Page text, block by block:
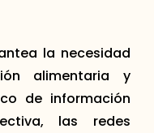
la necesidad
alimentaria y
de información
las redes